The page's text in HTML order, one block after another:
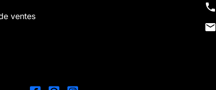
ventes
phone
mail